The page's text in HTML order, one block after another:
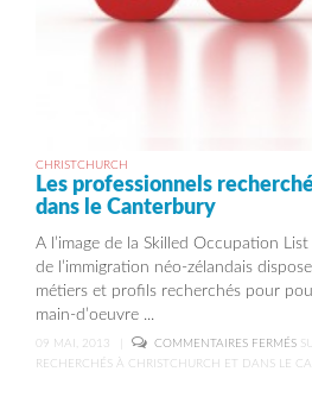
CHRISTCHURCH
Les professionnels
dans le Canterbury
A l’image de la Skilled Occupation
de l’immigration néo-zélandais
métiers et profils recherchés pour
main-d’oeuvre ...
09 MAI, 2013 COMMENTAIRES FERMÉS
RECHERCHÉS À CHRISTCHURCH ET DANS LE